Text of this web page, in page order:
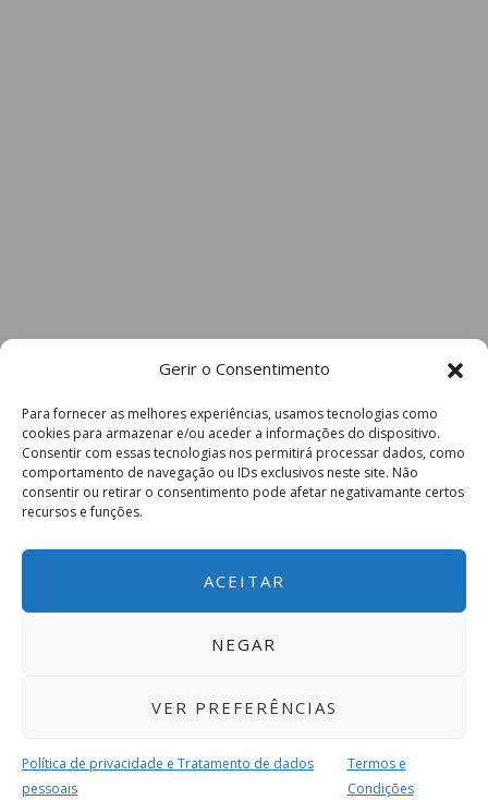
Gerir o Consentimento
Para fornecer as melhores experiências, usamos tecnologias como
cookies para armazenar e/ou aceder a informações do dispositivo.
Consentir com essas tecnologias nos permitirá processar dados, como
comportamento de navegação ou IDs exclusivos neste site. Não
consentir ou retirar o consentimento pode afetar negativamante certos
recursos e funções.
ACEITAR
NEGAR
VER PREFERÊNCIAS
Política de privacidade e Tratamento de dados
pessoais
Termos e
Condições